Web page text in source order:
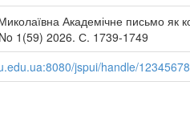
Академічне письмо як
1(59) 2026. С. 1739-1749
jspui/handle/